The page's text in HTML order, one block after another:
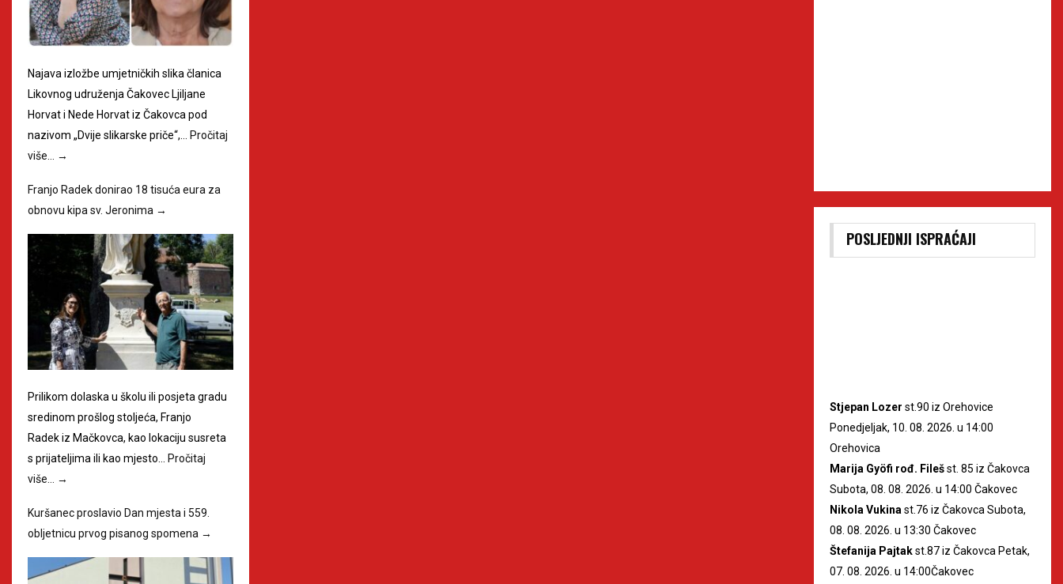
Najava izložbe umjetničkih slika članica
Likovnog udruženja Čakovec Ljiljane
Horvat i Nede Horvat iz Čakovca pod
nazivom „Dvije slikarske priče“,… Pročitaj
više…
→
Franjo Radek donirao 18 tisuća eura za
obnovu kipa sv. Jeronima →
Prilikom dolaska u školu ili posjeta gradu
sredinom prošlog stoljeća, Franjo
Radek iz Mačkovca, kao lokaciju susreta
s prijateljima ili kao mjesto… Pročitaj
više… →
Kuršanec proslavio Dan mjesta i 559.
obljetnicu prvog pisanog spomena →
POSLJEDNJI ISPRAĆAJI
Stjepan Lozer st.90 iz Orehovice
Ponedjeljak, 10. 08. 2026. u 14:00
Orehovica
Marija Gyöfi rođ. Filešst. 85 iz Čakovca
Subota, 08. 08. 2026. u 14:00 Čakovec
Nikola Vukina st.76 iz Čakovca Subota,
08. 08. 2026. u 13:30 Čakovec
Štefanija Pajtakst.87 iz Čakovca Petak,
07. 08. 2026. u 14:00Čakovec